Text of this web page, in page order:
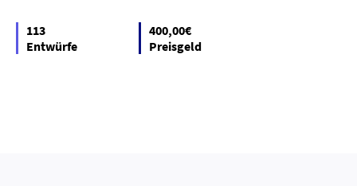
113
Entwürfe
400,00€
Preisgeld